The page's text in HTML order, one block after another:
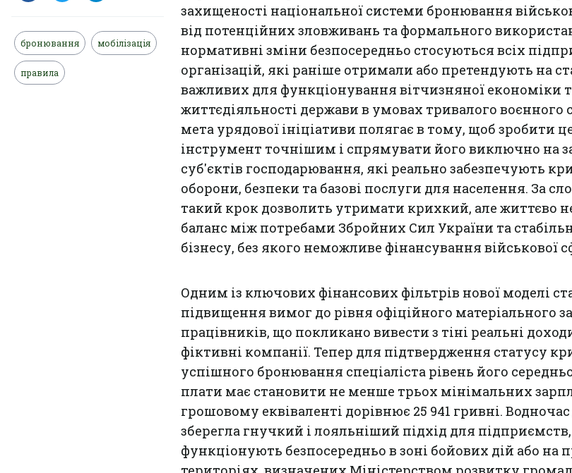
бронювання мобілізація
правила
захищеності національної системи бронювання
від потенційних зловживань та формального
нормативні зміни безпосередньо стосуються всіх
організацій, які раніше отримали або претендують на
важливих для функціонування вітчизняної економіки
життєдіяльності держави в умовах тривалого воєнного
мета урядової ініціативи полягає в тому, щоб зробити
інструмент точнішим і спрямувати його виключно на
суб'єктів господарювання, які реально забезпечують
оборони, безпеки та базові послуги для населення. За
такий крок дозволить утримати крихкий, але життєво
баланс між потребами Збройних Сил України та
бізнесу, без якого неможливе фінансування військової
Одним із ключових фінансових фільтрів нової моделі
підвищення вимог до рівня офіційного матеріального
працівників, що покликано вивести з тіні реальні
фіктивні компанії. Тепер для підтвердження статусу
успішного бронювання спеціаліста рівень його
плати має становити не менше трьох мінімальних
грошовому еквіваленті дорівнює 25 941 гривні.
зберегла гнучкий і лояльніший підхід для підприємств,
функціонують безпосередньо в зоні бойових дій або на